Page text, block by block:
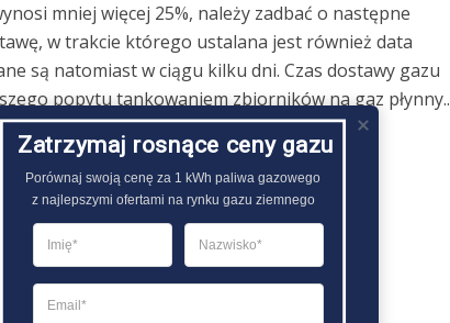
mniej więcej 25%, należy zadbać o następne
w trakcie którego ustalana jest również data
są natomiast w ciągu kilku dni. Czas dostawy gazu
popytu tankowaniem zbiorników na gaz płynny..
Zatrzymaj rosnące ceny gazu
Porównaj swoją cenę za 1 kWh paliwa gazowego
z najlepszymi ofertami na rynku gazu ziemnego